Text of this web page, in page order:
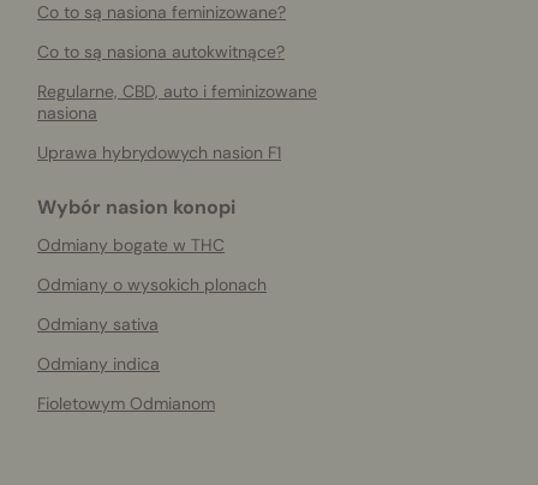
Co to są nasiona feminizowane?
Co to są nasiona autokwitnące?
Regularne, CBD, auto i feminizowane
nasiona
Uprawa hybrydowych nasion F1
Wybór nasion konopi
Odmiany bogate w THC
Odmiany o wysokich plonach
Odmiany sativa
Odmiany indica
Fioletowym Odmianom